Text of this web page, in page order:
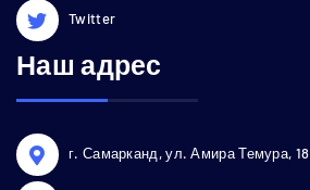
Twitter
Наш адрес
г. Самарканд, ул. Амира Темура, 18